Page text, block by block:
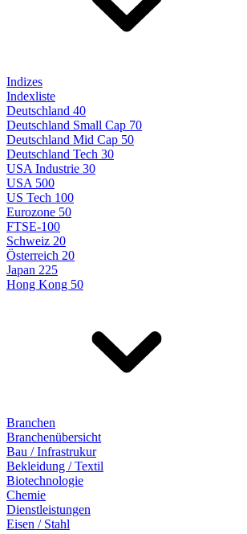
Indizes
Indexliste
Deutschland 40
Deutschland Small Cap 70
Deutschland Mid Cap 50
Deutschland Tech 30
USA Industrie 30
USA 500
US Tech 100
Eurozone 50
FTSE-100
Schweiz 20
Österreich 20
Japan 225
Hong Kong 50
Branchen
Branchenübersicht
Bau / Infrastrukur
Bekleidung / Textil
Biotechnologie
Chemie
Dienstleistungen
Eisen / Stahl